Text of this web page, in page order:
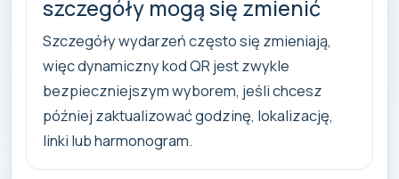
szczegóły mogą się zmienić
Szczegóły wydarzeń często się zmieniają,
więc dynamiczny kod QR jest zwykle
bezpieczniejszym wyborem, jeśli chcesz
później zaktualizować godzinę, lokalizację,
linki lub harmonogram.